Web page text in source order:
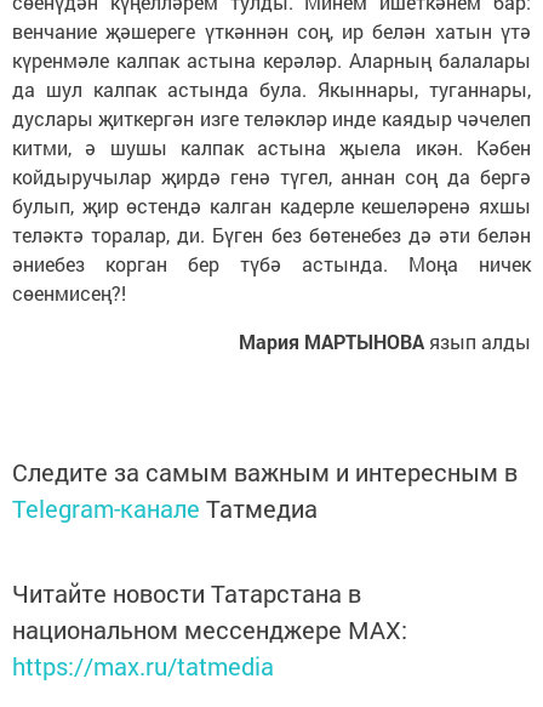
венчание җәшереге үткәннән соң, ир белән хатын үтә
күренмәле калпак астына керәләр. Аларның балалары
да шул калпак астында була. Якыннары, туганнары,
дуслары җиткергән изге теләкләр инде каядыр чәчелеп
китми, ә шушы калпак астына җыела икән. Кәбен
койдыручылар җирдә генә түгел, аннан соң да бергә
булып, җир өстендә калган кадерле кешеләренә яхшы
теләктә торалар, ди. Бүген без бөтенебез дә әти белән
әниебез корган бер түбә астында. Моңа ничек
сөенмисең?!
Мария МАРТЫНОВА язып алды
Следите за самым важным и интересным в
Telegram-канале Татмедиа
Читайте новости Татарстана в
национальном мессенджере MАХ:
https://max.ru/tatmedia